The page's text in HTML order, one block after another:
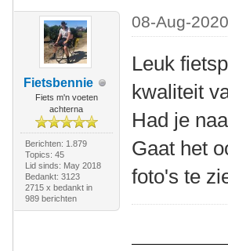
Fietsbennie
Fiets m'n voeten
achterna
Berichten: 1.879
Topics: 45
Lid sinds: May 2018
Bedankt: 3123
2715 x bedankt in
989 berichten
08-Aug-
Leuk
kwaliteit
Had je
Gaat het
foto's te